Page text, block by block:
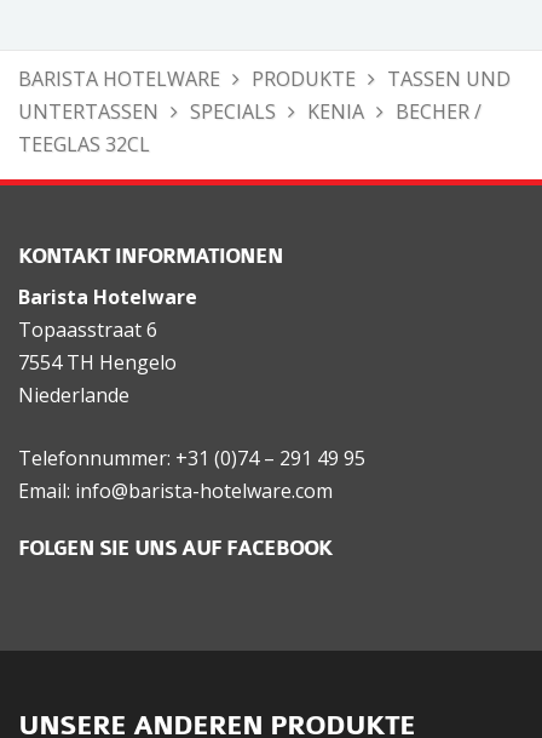
BARISTA HOTELWARE PRODUKTE
TASSEN UND
UNTERTASSEN
SPECIALS KENIA
BECHER /
TEEGLAS 32CL
KONTAKT INFORMATIONEN
Barista Hotelware
Topaasstraat 6
7554 TH Hengelo
Niederlande
Telefonnummer: +31 (0)74 – 291 49 95
Email: info@barista-hotelware.com
FOLGEN SIE UNS AUF FACEBOOK
UNSERE ANDEREN PRODUKTE